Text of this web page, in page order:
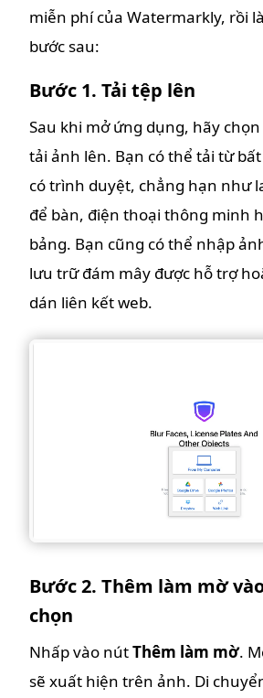
miễn phí của Watermarkly, rồi
bước sau:
Bước 1. Tải tệp lên
Sau khi mở ứng dụng, hãy
tải ảnh lên. Bạn có thể tải từ
có trình duyệt, chẳng hạn như
để bàn, điện thoại thông minh
bảng. Bạn cũng có thể nhập
lưu trữ đám mây được hỗ trợ
dán liên kết web.
Bước 2. Thêm làm mờ
chọn
Nhấp vào nútThêm làm mờ.
sẽ xuất hiện trên ảnh. Di